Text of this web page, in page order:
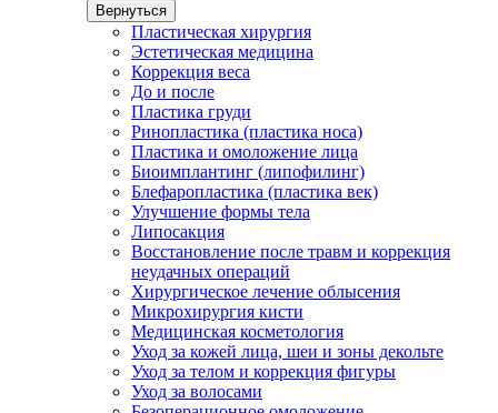
Вернуться
Пластическая хирургия
Эстетическая медицина
Коррекция веса
До и после
Пластика груди
Ринопластика (пластика носа)
Пластика и омоложение лица
Биоимплантинг (липофилинг)
Блефаропластика (пластика век)
Улучшение формы тела
Липосакция
Восстановление после травм и коррекция
неудачных операций
Хирургическое лечение облысения
Микрохирургия кисти
Медицинская косметология
Уход за кожей лица, шеи и зоны декольте
Уход за телом и коррекция фигуры
Уход за волосами